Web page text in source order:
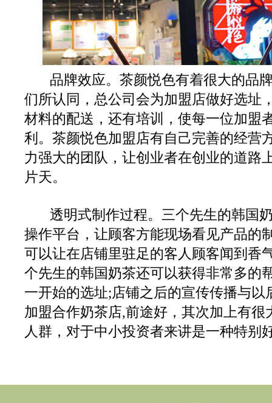
品牌效应。茶颜悦色有着很大的品
们所认同，总公司会为加盟店做好选址
材料的配送，还有培训，使每一位加盟
利。茶颜悦色加盟店有自己完善的经营
力强大的团队，让创业者在创业的道路
片天。
透明式制作过程。三个先生的韩国
操作平台，让顾客方能现场看见产品的
可以让在店铺里驻足的客人顾客闻到香
个先生的韩国奶茶还可以获得非常多的
一开始的选址;店铺之后的宣传传播与以
加盟合作奶茶店,前途好，其次加上有很
人群，对于中小投资者来讲是一种特别